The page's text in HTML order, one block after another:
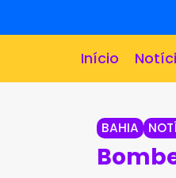
Início
BAHIA